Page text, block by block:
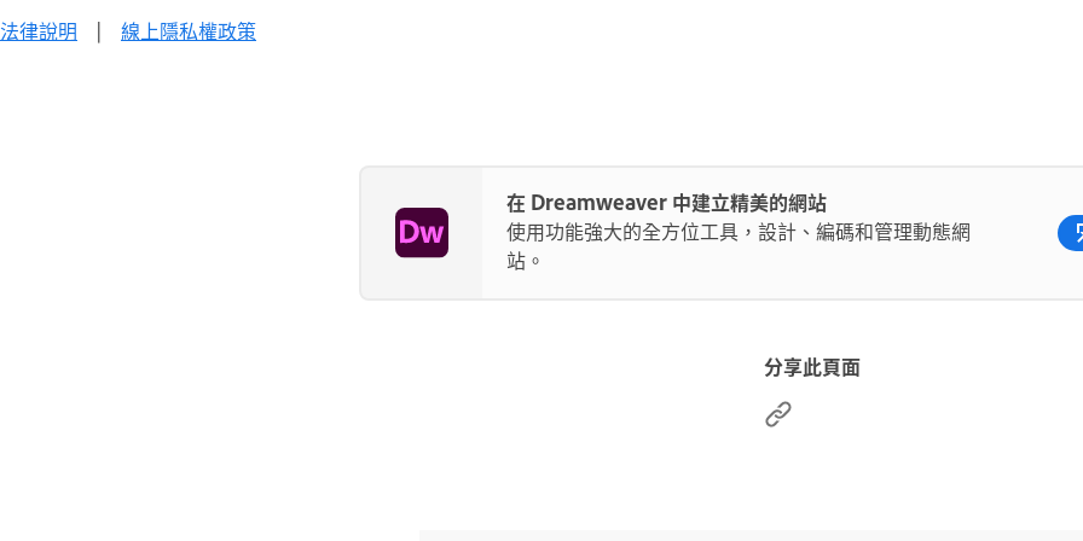
法律說明 | 線上隱私權政策
在 Dreamweaver 中建立精美的網站
使用功能強大的全方位工具，設計、編碼和管理動態網
站。
分享此頁面